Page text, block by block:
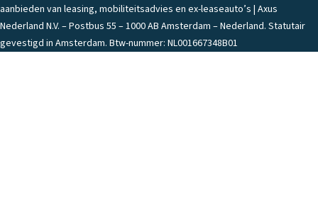
aanbieden van leasing, mobiliteitsadvies en ex-leaseauto’s | Axus
Nederland N.V. – Postbus 55 – 1000 AB Amsterdam – Nederland. Statutair
gevestigd in Amsterdam. Btw-nummer: NL001667348B01